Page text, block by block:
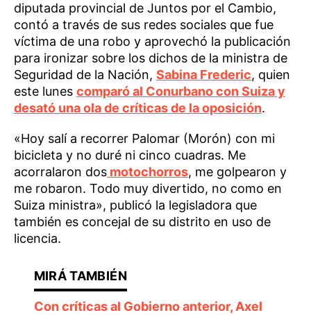
diputada provincial de Juntos por el Cambio,
contó a través de sus redes sociales que fue
víctima de una robo y aprovechó la publicación
para ironizar sobre los dichos de la ministra de
Seguridad de la Nación, Sabina Frederic, quien
este lunes comparó al Conurbano con Suiza y
desató una ola de críticas de la oposición.
«Hoy salí a recorrer Palomar (Morón) con mi
bicicleta y no duré ni cinco cuadras. Me
acorralaron dos motochorros, me golpearon y
me robaron. Todo muy divertido, no como en
Suiza ministra», publicó la legisladora que
también es concejal de su distrito en uso de
licencia.
Con críticas al Gobierno anterior, Axel